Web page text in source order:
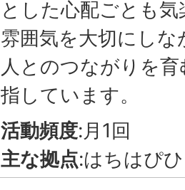
とした心配ごとも
雰囲気を大切にしな
人とのつながりを
指しています。
活動頻度:月1回
主な拠点:はちはぴ